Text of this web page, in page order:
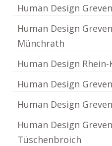
Human Design
Human Design
Münchrath
Human Design
Human Design
Human Design
Human Design
Tüschenbroich